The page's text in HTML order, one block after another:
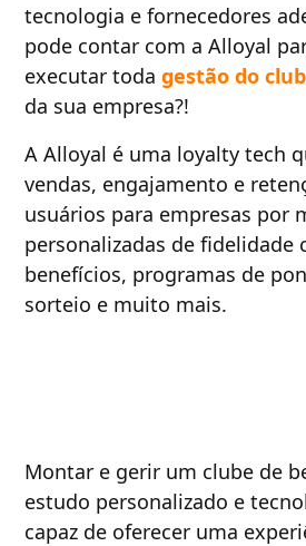
tecnologia e fornecedores
pode contar com a Alloyal
executar todagestão do
da sua empresa?!
A Alloyal é uma loyalty tech
vendas, engajamento e
usuários para empresas por
personalizadas de fidelidade
benefícios, programas de
sorteio e muito mais.
Montar e gerir um clube de
estudo personalizado e
capaz de oferecer uma